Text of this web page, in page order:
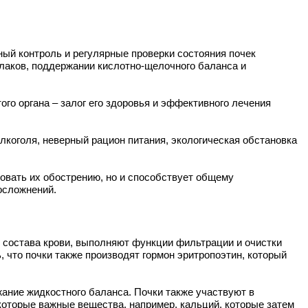
контроль и регулярные проверки состояния почек
поддержании кислотно-щелочного баланса и
органа – залог его здоровья и эффективного лечения
неверный рацион питания, экологическая обстановка
их обострению, но и способствует общему
крови, выполняют функции фильтрации и очистки
почки также производят гормон эритропоэтин, который
жидкостного баланса. Почки также участвуют в
важные вещества, например, кальций, которые затем